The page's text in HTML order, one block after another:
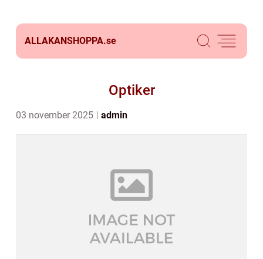
ALLAKANSHOPPA.se
Optiker
03 november 2025 admin